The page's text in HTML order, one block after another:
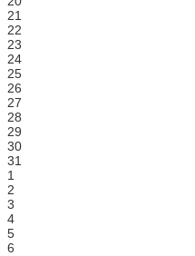
21
22
23
24
25
26
27
28
29
30
31
1
2
3
4
5
6